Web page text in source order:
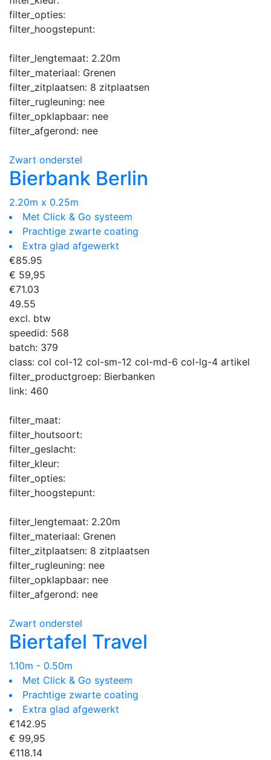
filter_opties:
filter_hoogstepunt:
filter_lengtemaat: 2.20m
filter_materiaal: Grenen
filter_zitplaatsen: 8 zitplaatsen
filter_rugleuning: nee
filter_opklapbaar: nee
filter_afgerond: nee
Zwart onderstel
Bierbank Berlin
2.20m x 0.25m
Met Click & Go systeem
Prachtige zwarte coating
Extra glad afgewerkt
€85.95
€ 59,95
€71.03
49.55
excl. btw
speedid: 568
batch: 379
class: col col-12 col-sm-12 col-md-6 col-lg-4 artikel
filter_productgroep: Bierbanken
link: 460
filter_maat:
filter_houtsoort:
filter_geslacht:
filter_kleur:
filter_opties:
filter_hoogstepunt:
filter_lengtemaat: 2.20m
filter_materiaal: Grenen
filter_zitplaatsen: 8 zitplaatsen
filter_rugleuning: nee
filter_opklapbaar: nee
filter_afgerond: nee
Zwart onderstel
Biertafel Travel
1.10m - 0.50m
Met Click & Go systeem
Prachtige zwarte coating
Extra glad afgewerkt
€142.95
€ 99,95
€118.14